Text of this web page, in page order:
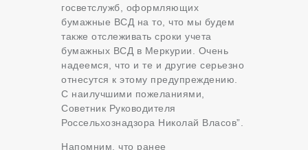
госветслужб, оформляющих
бумажные ВСД на то, что мы будем
также отслеживать сроки учета
бумажных ВСД в Меркурии. Очень
надеемся, что и те и другие серьезно
отнесутся к этому предупреждению.
С наилучшими пожеланиями,
Советник Руководителя
Россельхознадзора Николай Власов”.
Напомним, что ранее